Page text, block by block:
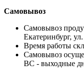
Самовывоз
Самовывоз
Екатеринбург,
Время работы
Самовывоз
ВС - выходные